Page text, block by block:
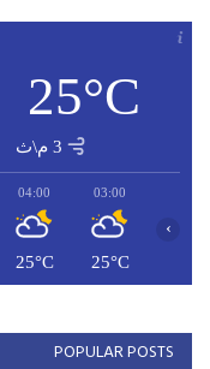
25°C
3 م\ث
03:00
25°C
04:00
25°C
›
POPULAR POSTS